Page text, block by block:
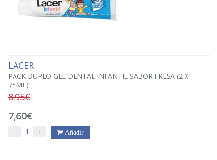
LACER
PACK DUPLO GEL DENTAL INFANTIL SABOR FRESA (2 X
75ML)
8.95€
7,60€
- + Añadir